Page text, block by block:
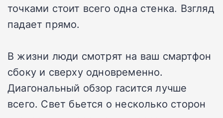
точками стоит всего одна стенка. Взгляд
падает прямо.
В жизни люди смотрят на ваш смартфон
сбоку и сверху одновременно.
Диагональный обзор гасится лучше
всего. Свет бьется о несколько сторон